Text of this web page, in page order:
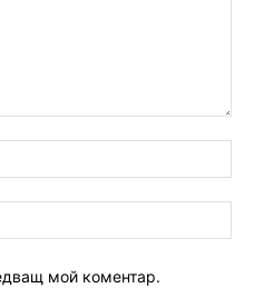
мой коментар.